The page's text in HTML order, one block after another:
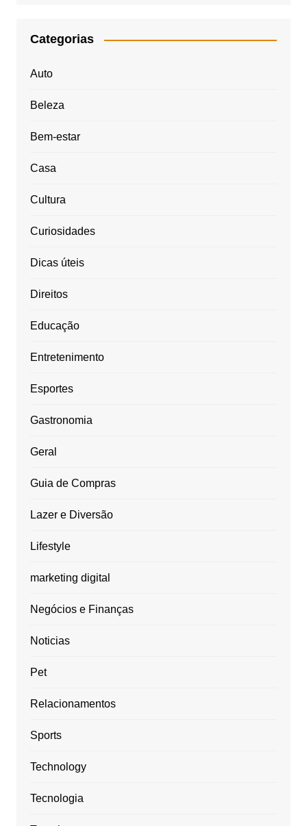
Categorias
Auto
Beleza
Bem-estar
Casa
Cultura
Curiosidades
Dicas úteis
Direitos
Educação
Entretenimento
Esportes
Gastronomia
Geral
Guia de Compras
Lazer e Diversão
Lifestyle
marketing digital
Negócios e Finanças
Noticias
Pet
Relacionamentos
Sports
Technology
Tecnologia